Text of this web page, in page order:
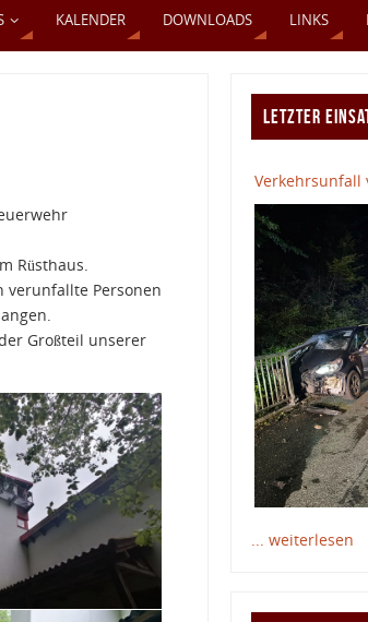
KALENDER DOWNLOADS LINKS
Rüsthaus.
verunfallte Personen
Großteil unserer
LETZTER
Verkehrsunfall
... weiterlesen